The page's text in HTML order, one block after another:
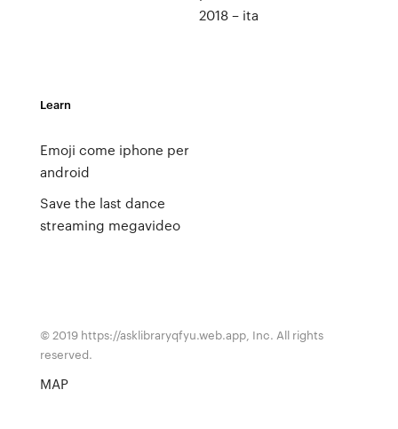
2018 – ita
Learn
Emoji come iphone per
android
Save the last dance
streaming megavideo
© 2019 https://asklibraryqfyu.web.app, Inc. All rights
reserved.
MAP